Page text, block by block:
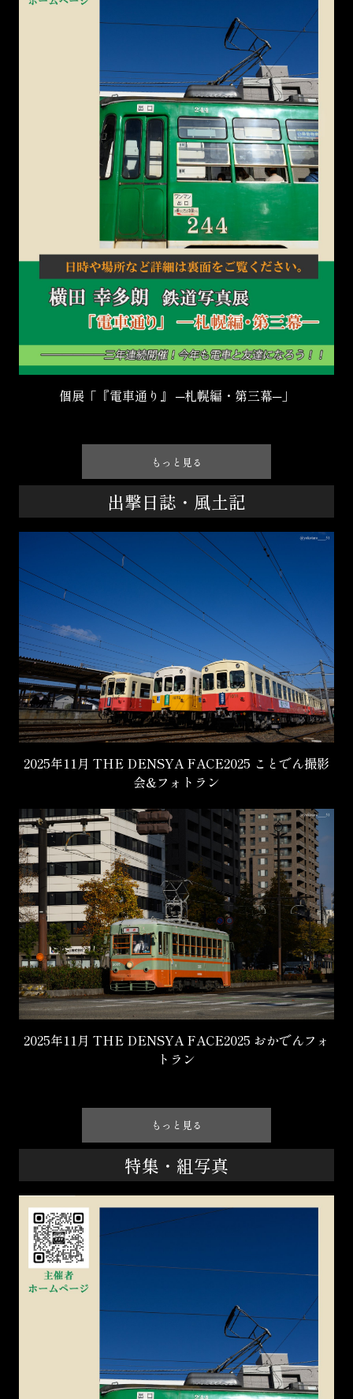
個展「『電車通り』 ─札幌編・第三幕─」
もっと見る
出撃日誌・風土記
2025年11月 THE DENSYA FACE2025 ことでん撮影
会&フォトラン
2025年11月 THE DENSYA FACE2025 おかでんフォ
トラン
もっと見る
特集・組写真